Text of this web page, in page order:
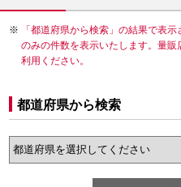
「都道府県から検索」の結果で表
のみの件数を表示いたします。量
利用ください。
都道府県から検索